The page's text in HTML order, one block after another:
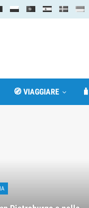
🧭 VIAGGIARE